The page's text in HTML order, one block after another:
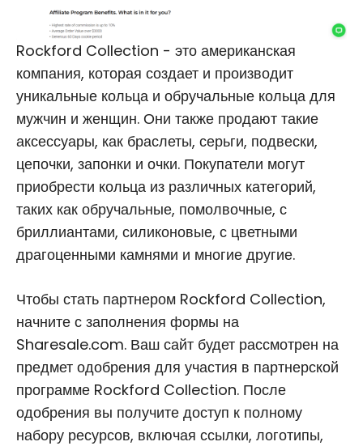
Rockford Collection - это американская
компания, которая создает и производит
уникальные кольца и обручальные кольца для
мужчин и женщин. Они также продают такие
аксессуары, как браслеты, серьги, подвески,
цепочки, запонки и очки. Покупатели могут
приобрести кольца из различных категорий,
таких как обручальные, помолвочные, с
бриллиантами, силиконовые, с цветными
драгоценными камнями и многие другие.
Чтобы стать партнером Rockford Collection,
начните с заполнения формы на
Sharesale.com. Ваш сайт будет рассмотрен на
предмет одобрения для участия в партнерской
программе Rockford Collection. После
одобрения вы получите доступ к полному
набору ресурсов, включая ссылки, логотипы,